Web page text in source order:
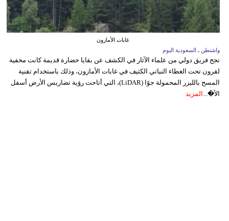
غابات الأمازون
واشنطن ـ السعودية اليوم
نجح فريق دولي من علماء الآثار في الكشف عن بقايا حضارة قديمة كانت مخفية
لقرون تحت الغطاء النباتي الكثيف في غابات الأمازون، وذلك باستخدام تقنية
المسح بالليزر المحمولة جوًا (LiDAR)، التي أتاحت رؤية تضاريس الأرض أسفل
الأ�... المزيد